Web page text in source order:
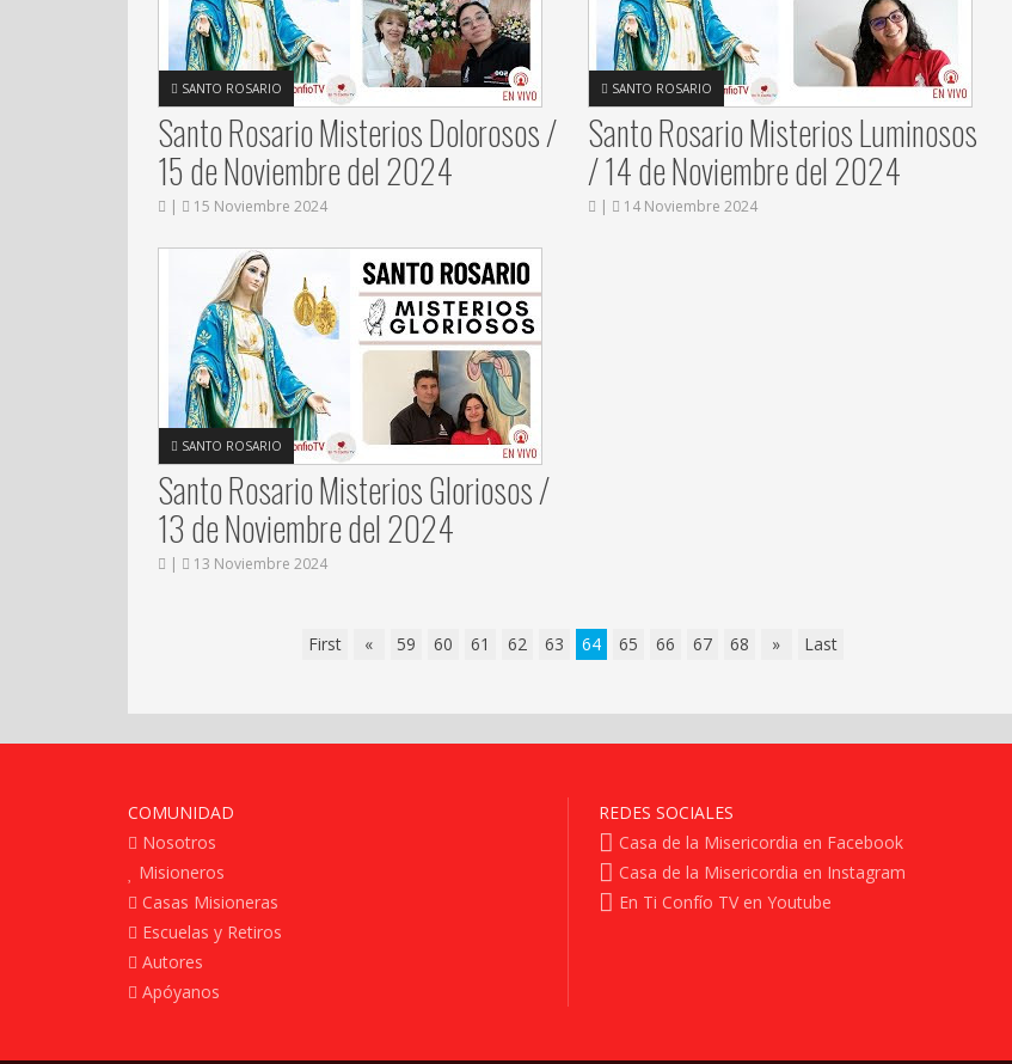
SANTO ROSARIO
Santo Rosario Misterios Dolorosos /
15 de Noviembre del 2024
| 15 Noviembre 2024
SANTO ROSARIO
Santo Rosario Misterios Luminosos
/ 14 de Noviembre del 2024
| 14 Noviembre 2024
SANTO ROSARIO
Santo Rosario Misterios Gloriosos /
13 de Noviembre del 2024
| 13 Noviembre 2024
First « 59 60 61 62 63 64 65 66 67 68 » Last
COMUNIDAD
Nosotros
Misioneros
Casas Misioneras
Escuelas y Retiros
Autores
Apóyanos
REDES SOCIALES
Casa de la Misericordia en Facebook
Casa de la Misericordia en Instagram
En Ti Confío TV en Youtube